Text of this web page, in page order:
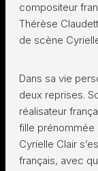
compositeur
Thérèse
de scène
Dans sa vie
deux reprises.
réalisateur
fille prénommée
Cyrielle Clair
français, avec